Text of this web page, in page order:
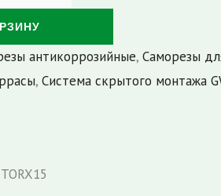
антикоррозийные, Саморезы
, Система скрытого монтажа